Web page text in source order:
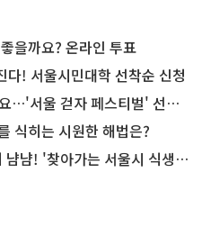
을까요? 온라인 투표
다! 서울시민대학 선착순 신청
걷자 페스티벌' 선착순 5천명
식히는 시원한 해법은?
아가는 서울시 식생활 교육' 현장